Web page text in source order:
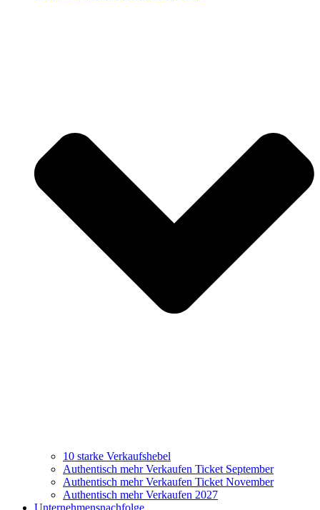
10 starke Verkaufshebel
Authentisch mehr Verkaufen Ticket September
Authentisch mehr Verkaufen Ticket November
Authentisch mehr Verkaufen 2027